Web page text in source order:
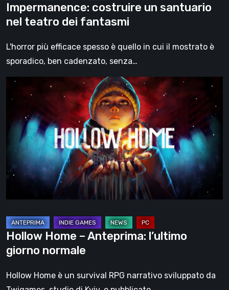
Impermanence: costruire un santuario
nel teatro dei fantasmi
L'horror più efficace spesso è quello in cui il mostrato è
sporadico, ben cadenzato, senza…
Hollow
Home
Anteprima:
l’ultimo
giorno
normale
Hollow Home – Anteprima: l’ultimo
giorno normale
Hollow Home è un survival RPG narrativo sviluppato da